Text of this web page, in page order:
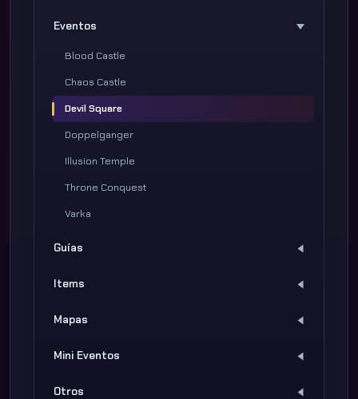
Eventos
Blood Castle
Chaos Castle
Devil Square
Doppelganger
Illusion Temple
Throne Conquest
Varka
Guías
Items
Mapas
Mini Eventos
Otros